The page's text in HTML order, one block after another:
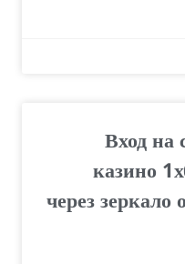
Вход на
казино
через зеркало